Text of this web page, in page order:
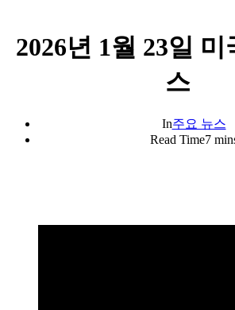
2026년 1월 23일
스
In주요 뉴스
Read Time7